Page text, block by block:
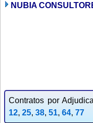
NUBIA
Contratos por
12, 25, 38, 51, 64, 77